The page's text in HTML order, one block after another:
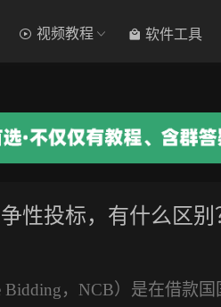
视频教程 软件工具
性投标，有什么区别
Bidding，NCB）是在借款